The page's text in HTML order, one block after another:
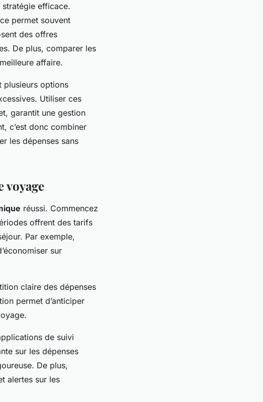
stratégie efficace.
permet souvent
des offres
De plus, comparer les
affaire.
plusieurs options
Utiliser ces
garantit une gestion
c’est donc combiner
les dépenses sans
voyage
réussi. Commencez
offrent des tarifs
Par exemple,
sur
claire des dépenses
permet d’anticiper
de suivi
sur les dépenses
De plus,
alertes sur les